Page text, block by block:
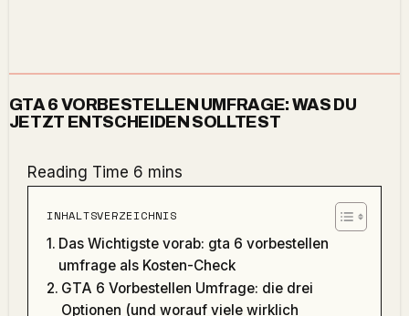
GTA 6 VORBESTELLEN UMFRAGE: WAS DU
JETZT ENTSCHEIDEN SOLLTEST
INHALTSVERZEICHNIS
Das Wichtigste vorab: gta 6 vorbestellen
umfrage als Kosten-Check
GTA 6 Vorbestellen Umfrage: die drei
Optionen (und worauf viele wirklich